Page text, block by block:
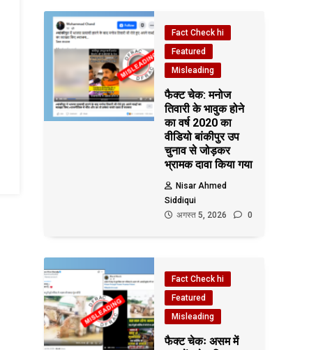
Fact Check hi
Featured
Misleading
फैक्ट चेक: मनोज
तिवारी के भावुक होने
का वर्ष 2020 का
वीडियो बांकीपुर उप
चुनाव से जोड़कर
भ्रामक दावा किया गया
Nisar Ahmed
Siddiqui
अगस्त 5, 2026
0
Fact Check hi
Featured
Misleading
फैक्ट चेकः असम में